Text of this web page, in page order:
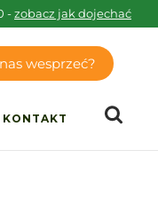
-zobacz jak dojechać
wesprzeć?
KONTAKT